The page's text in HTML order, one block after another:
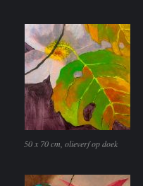
50 x 70 cm, olieverf op doek